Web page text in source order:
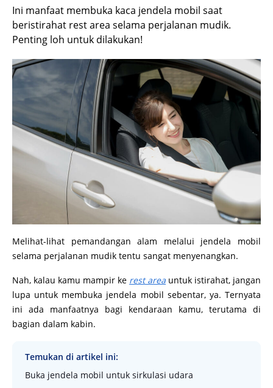
Ini manfaat membuka kaca jendela mobil saat
beristirahat rest area selama perjalanan mudik.
Penting loh untuk dilakukan!
Melihat-lihat pemandangan alam melalui jendela mobil
selama perjalanan mudik tentu sangat menyenangkan.
Nah, kalau kamu mampir ke rest area untuk istirahat, jangan
lupa untuk membuka jendela mobil sebentar, ya. Ternyata
ini ada manfaatnya bagi kendaraan kamu, terutama di
bagian dalam kabin.
Temukan di artikel ini:
Buka jendela mobil untuk sirkulasi udara